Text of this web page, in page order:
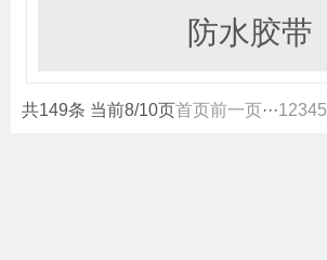
防水胶带
共149条 当前8/10页首页前一页···1 2345